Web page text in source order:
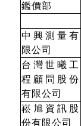
鑑價部
中興測量有
限公司
台灣世曦工
程顧問股份
有限公司
崧旭資訊股
份有限公司